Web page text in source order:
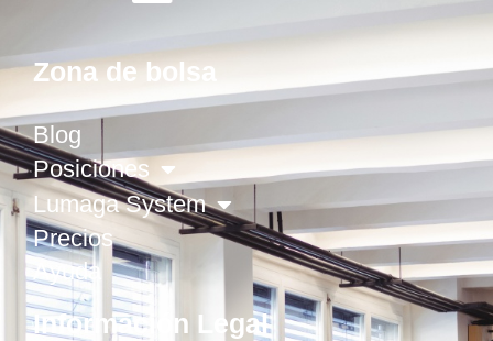
Zona de bolsa
Blog
Posiciones
Lumaga System
Precios
Ayuda
Información Legal